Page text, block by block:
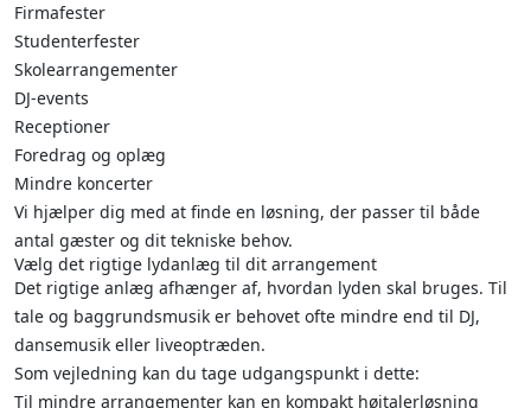
Firmafester
Studenterfester
Skolearrangementer
DJ-events
Receptioner
Foredrag og oplæg
Mindre koncerter
Vi hjælper dig med at finde en løsning, der passer til både
antal gæster og dit tekniske behov.
Vælg det rigtige lydanlæg til dit arrangement
Det rigtige anlæg afhænger af, hvordan lyden skal bruges. Til
tale og baggrundsmusik er behovet ofte mindre end til DJ,
dansemusik eller liveoptræden.
Som vejledning kan du tage udgangspunkt i dette:
Til mindre arrangementer kan en kompakt højtalerløsning